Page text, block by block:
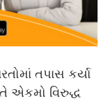
તપાસ કર્યા
એકમો વિરુદ્ધ